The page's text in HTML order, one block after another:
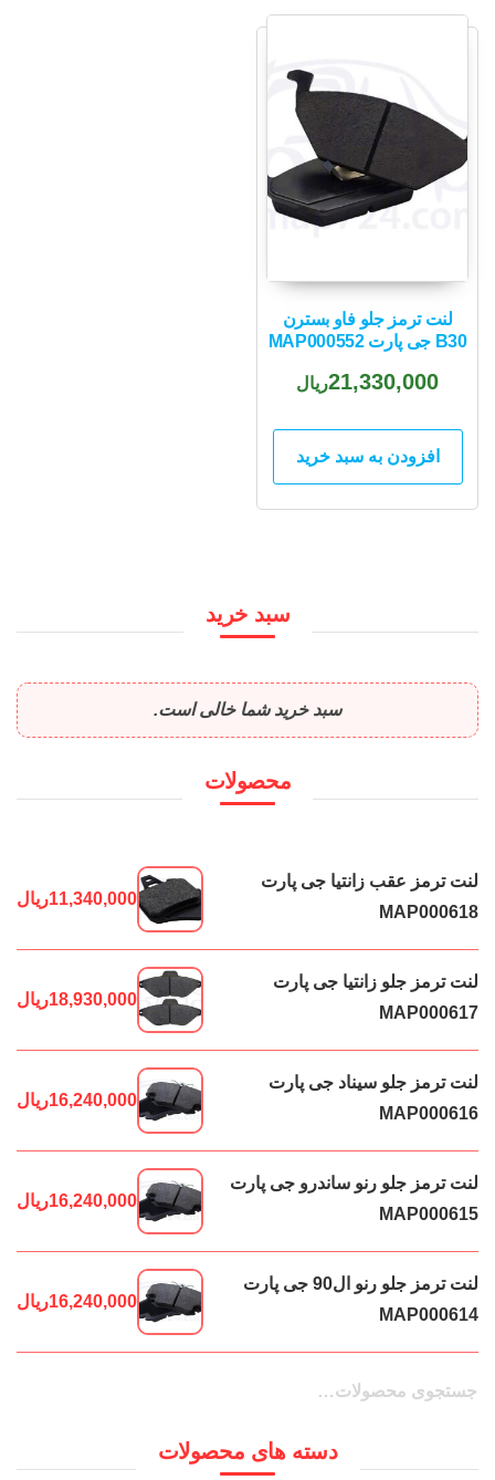
لنت ترمز جلو فاو بسترن
B30 جی پارت MAP000552
21,330,000ریال
افزودن به سبد خرید
سبد خرید
سبد خرید شما خالی است.
محصولات
لنت ترمز عقب زانتیا جی پارت
MAP000618
11,340,000ریال
لنت ترمز جلو زانتیا جی پارت
MAP000617
18,930,000ریال
لنت ترمز جلو سیناد جی پارت
MAP000616
16,240,000ریال
لنت ترمز جلو رنو ساندرو جی پارت
MAP000615
16,240,000ریال
لنت ترمز جلو رنو ال90 جی پارت
MAP000614
16,240,000ریال
جستجو
جستجو
دسته های محصولات